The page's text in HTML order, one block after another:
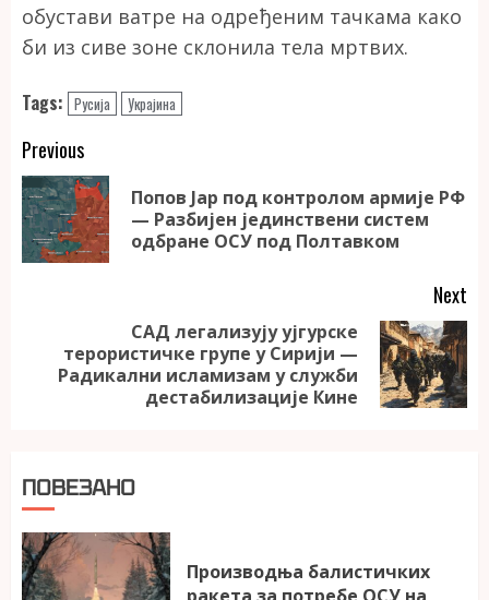
обустави ватре на одређеним тачкама како
би из сиве зоне склонила тела мртвих.
Tags: Русија Украјина
Continue
Reading
Previous
Попов Јар под контролом армије РФ
— Разбијен јединствени систем
одбране ОСУ под Полтавком
Next
post:
САД легализују ујгурске
терористичке групе у Сирији —
Радикални исламизам у служби
дестабилизације Кине
ПОВЕЗАНО
Производња балистичких
ракета за потребе ОСУ на